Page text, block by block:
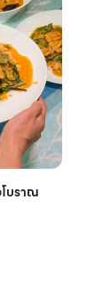
บราณ